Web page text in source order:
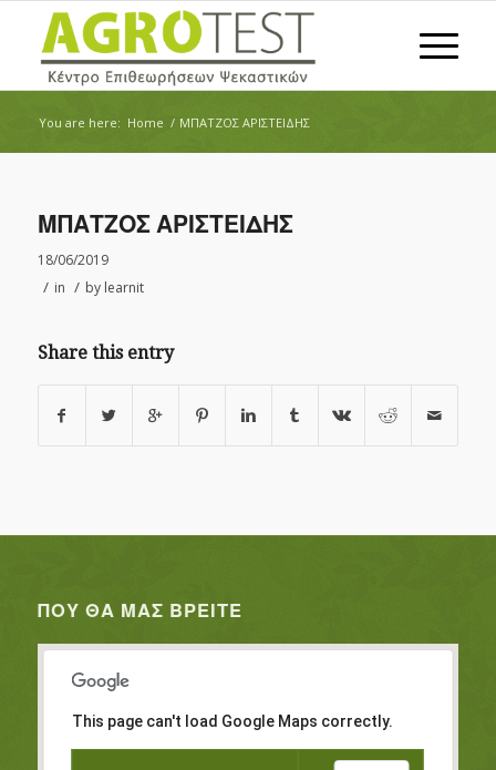
You are here: Home / ΜΠΑΤΖΟΣ ΑΡΙΣΤΕΙΔΗΣ
ΜΠΑΤΖΟΣ ΑΡΙΣΤΕΙΔΗΣ
18/06/2019
/ in / by learnit
Share this entry
ΠΟΥ ΘΑ ΜΑΣ ΒΡΕΊΤΕ
This page can't load Google Maps correctly.